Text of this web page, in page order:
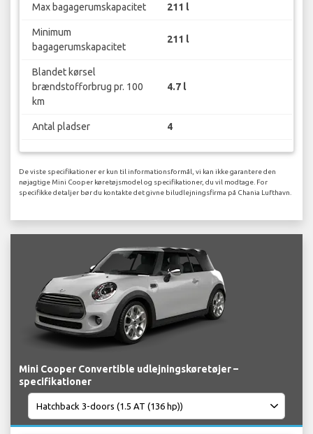
Max bagagerumskapacitet 211 l
Minimum
bagagerumskapacitet
211 l
Blandet kørsel
brændstofforbrug pr. 100
km
4.7 l
Antal pladser 4
De viste specifikationer er kun til informationsformål, vi kan ikke garantere den
nøjagtige Mini Cooper køretøjsmodel og specifikationer, du vil modtage. For
specifikke detaljer bør du kontakte det givne biludlejningsfirma på Chania Lufthavn.
Mini Cooper Convertible udlejningskøretøjer –
specifikationer